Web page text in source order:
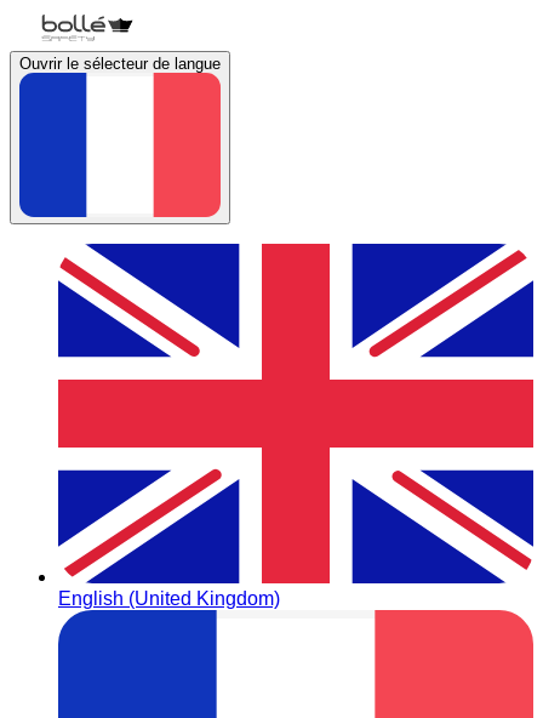
Ouvrir le sélecteur de langue
English (United Kingdom)